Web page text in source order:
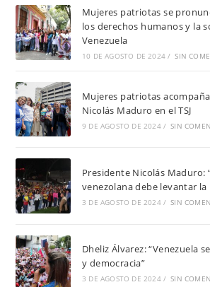
Mujeres patriotas se
los derechos humanos y la
Venezuela
10 DE AGOSTO DE 2024 / SIN
Mujeres patriotas
Nicolás Maduro en el TSJ
9 DE AGOSTO DE 2024 / SIN
Presidente Nicolás Maduro:
venezolana debe levantar la
3 DE AGOSTO DE 2024 / SIN
Dheliz Álvarez: “Venezuela
y democracia”
3 DE AGOSTO DE 2024 / SIN